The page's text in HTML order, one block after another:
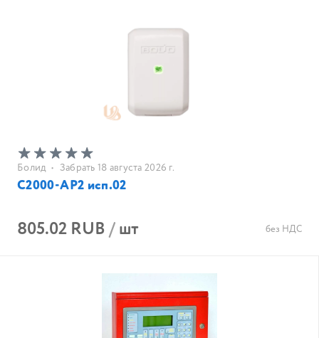
Болид • Забрать 18 августа 2026 г.
С2000-АР2 исп.02
805.02 RUB/шт без НДС